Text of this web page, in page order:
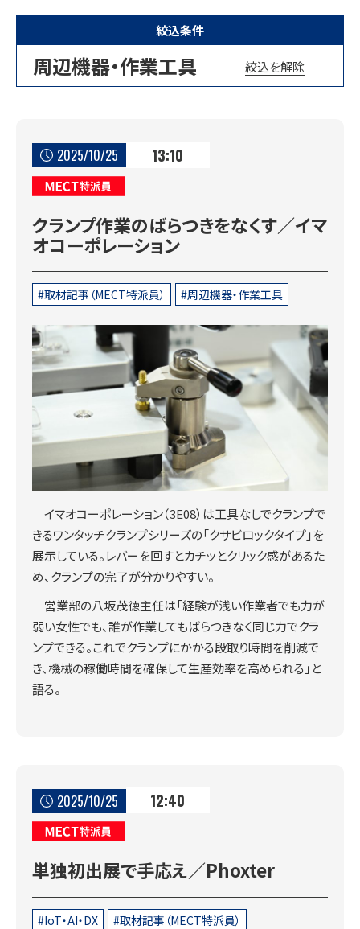
絞込条件
周辺機器・作業工具 絞込を解除
2025/10/25 13:10
MECT特派員
クランプ作業のばらつきをなくす／イマ
オコーポレーション
取材記事（MECT特派員） 周辺機器・作業工具
イマオコーポレーション（3E08）は工具なしでクランプで
きるワンタッチクランプシリーズの「クサビロックタイプ」を
展示している。レバーを回すとカチッとクリック感があるた
め、クランプの完了が分かりやすい。
営業部の八坂茂徳主任は「経験が浅い作業者でも力が
弱い女性でも、誰が作業してもばらつきなく同じ力でクラ
ンプできる。これでクランプにかかる段取り時間を削減で
き、機械の稼働時間を確保して生産効率を高められる」と
語る。
2025/10/25 12:40
MECT特派員
単独初出展で手応え／Phoxter
IoT・AI・DX
取材記事（MECT特派員）